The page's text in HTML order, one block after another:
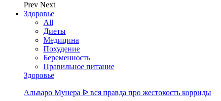
Prev Next
Здоровье
All
Диеты
Медицина
Похудение
Беременность
Правильное питание
Здоровье
Альваро Мунера ᐉ вся правда про жестокость корриды